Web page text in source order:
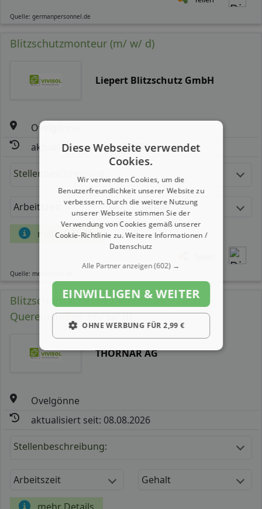
Quelle: germanpersonnel.de
Blitzschutzmonteur (m/ w/ d)
Liepert Blitzschutz GmbH
Ovelgönne
aktualisiert seit: 31.07.2026
Stellenbeschreibung:
Arbeitszeit Gehalt
mehr Details
Quelle: meinestadt.de
Blitzschutzfachkraft / Monteure - auch
Quereinsteiger (m/ w/ d)
THORNAR AG
Ovelgönne
aktualisiert seit: 08.08.2026
Stellenbeschreibung:
Arbeitszeit Gehalt
Diese Webseite verwendet
Cookies.
Wir verwenden Cookies, um die
Benutzerfreundlichkeit unserer Website zu
verbessern. Durch die weitere Nutzung
unserer Webseite stimmen Sie der
Verwendung von Cookies gemäß unserer
Cookie-Richtlinie zu.Weitere Informationen /
Datenschutz
Alle Partner anzeigen(602) →
EINWILLIGEN & WEITER
OHNE WERBUNG FÜR 2,99 €